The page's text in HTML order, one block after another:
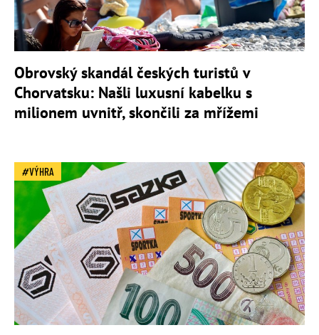
Obrovský skandál českých turistů v
Chorvatsku: Našli luxusní kabelku s
milionem uvnitř, skončili za mřížemi
VÝHRA